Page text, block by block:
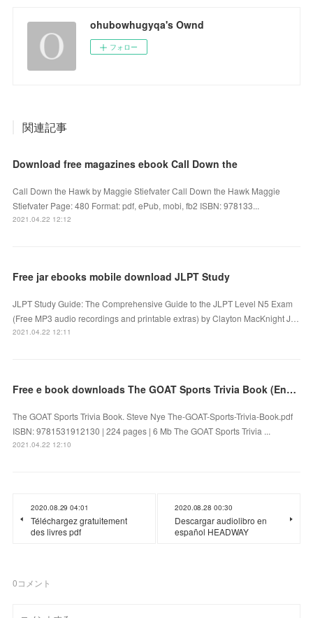
ohubowhugyqa's Ownd
フォロー
関連記事
Download free magazines ebook Call Down the
Call Down the Hawk by Maggie Stiefvater Call Down the Hawk Maggie
Stiefvater Page: 480 Format: pdf, ePub, mobi, fb2 ISBN: 978133...
2021.04.22 12:12
Free jar ebooks mobile download JLPT Study
JLPT Study Guide: The Comprehensive Guide to the JLPT Level N5 Exam
(Free MP3 audio recordings and printable extras) by Clayton MacKnight J…
2021.04.22 12:11
Free e book downloads The GOAT Sports Trivia Book (English Edition)
The GOAT Sports Trivia Book. Steve Nye The-GOAT-Sports-Trivia-Book.pdf
ISBN: 9781531912130 | 224 pages | 6 Mb The GOAT Sports Trivia ...
2021.04.22 12:10
2020.08.29 04:01
Téléchargez gratuitement
des livres pdf
2020.08.28 00:30
Descargar audiolibro en
español HEADWAY
0コメント